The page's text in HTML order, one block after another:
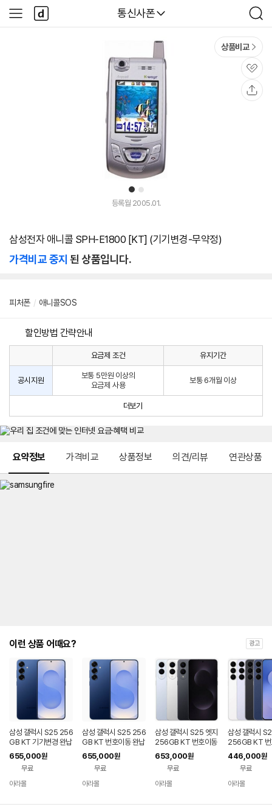
다나와
통신사폰
검
색
사
이
다
나
와
1 2
상품비교
관
심
등록월 2005.01.
삼성전자 애니콜 SPH-E1800 [KT] (기기변경-무약정)
가격비교 중지 된 상품입니다.
피처폰 / 애니콜SOS
할인방법 간략안내
원
선
택
약
정
는
대
내
를
나
는
사
인
법
요금제 조건 유지기간
공시지원
보통 5만원 이상의
요금제 사용
보통 6개월 이상
더보기
요약정보 가격비교 상품정보 의견/리뷰 연관상품
이런 상품 어때요? 광고
삼성 갤럭시 S25 256
GB KT 기기변경 완납
655,000원
무료
아라몰
삼성 갤럭시 S25 256
GB KT 번호이동 완납
80요금제
655,000원
무료
아라몰
삼성 갤럭시 S25 엣지
256GB KT 번호이동
완납 80요금제
653,000원
무료
아라몰
삼성 갤럭시
256GB KT 번
공시지원 완납
446,000원
무료
아라몰